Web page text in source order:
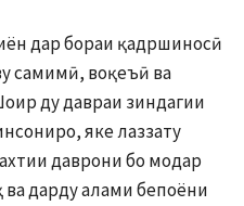
дар бораи қадршиносӣ
самимӣ, воқеъӣ ва
ду давраи зиндагии
яке лаззату
даврони бо модар
ва дарду алами бепоёни